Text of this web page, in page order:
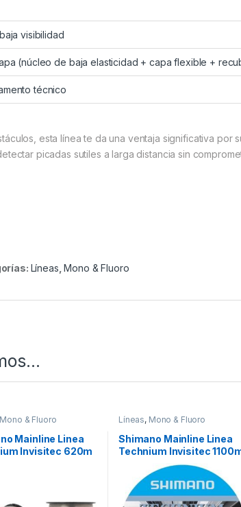
visibilidad
(núcleo de baja elasticidad + capa flexible +
técnico
esta línea te da una ventaja significativa por
picadas sutiles a larga distancia sin
Líneas ,Mono & Fluoro
Mono & Fluoro
Mainline Linea
Invisitec 620m
Líneas, Mono & Fluoro
Shimano Mainline Linea
Technium Invisitec
0.305mm 19,80lb grey